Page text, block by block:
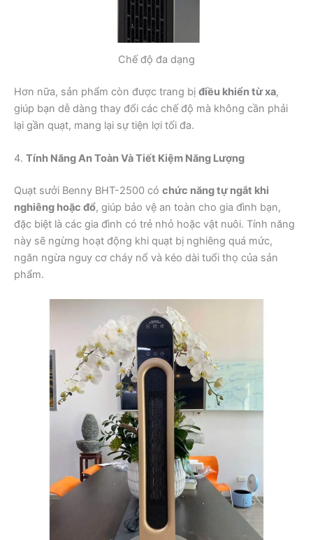
Chế độ đa dạng
Hơn nữa, sản phẩm còn được trang bị điều khiển từ xa,
giúp bạn dễ dàng thay đổi các chế độ mà không cần phải
lại gần quạt, mang lại sự tiện lợi tối đa.
4. Tính Năng An Toàn Và Tiết Kiệm Năng Lượng
Quạt sưởi Benny BHT-2500 có chức năng tự ngắt khi
nghiêng hoặc đổ, giúp bảo vệ an toàn cho gia đình bạn,
đặc biệt là các gia đình có trẻ nhỏ hoặc vật nuôi. Tính năng
này sẽ ngừng hoạt động khi quạt bị nghiêng quá mức,
ngăn ngừa nguy cơ cháy nổ và kéo dài tuổi thọ của sản
phẩm.